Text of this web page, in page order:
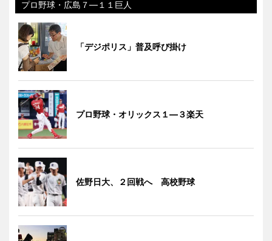
プロ野球・広島７―１１巨人
「デジポリス」普及呼び掛け
プロ野球・オリックス１―３楽天
佐野日大、２回戦へ 高校野球